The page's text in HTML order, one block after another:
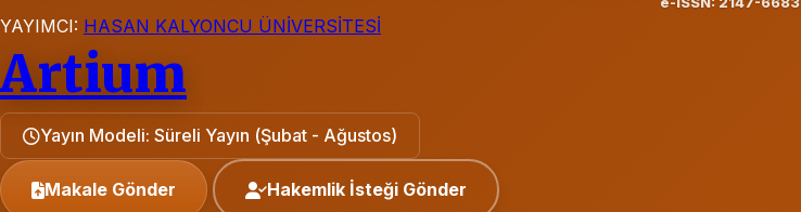
YAYIMCI: HASAN KALYONCU ÜNİVERSİTESİ
Artium
Yayın Modeli: Süreli Yayın (Şubat - Ağustos)
Makale Gönder Hakemlik İsteği Gönder